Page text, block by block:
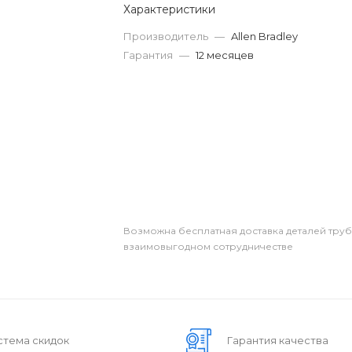
Характеристики
Производитель — Allen Bradley
Гарантия — 12 месяцев
Возможна бесплатная доставка деталей
взаимовыгодном сотрудничестве
скидок Гарантия качества